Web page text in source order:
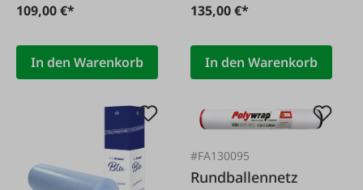
109,00 €*
In den Warenkorb
135,00 €*
In den Warenkorb
#FA130095
Rundballennetz